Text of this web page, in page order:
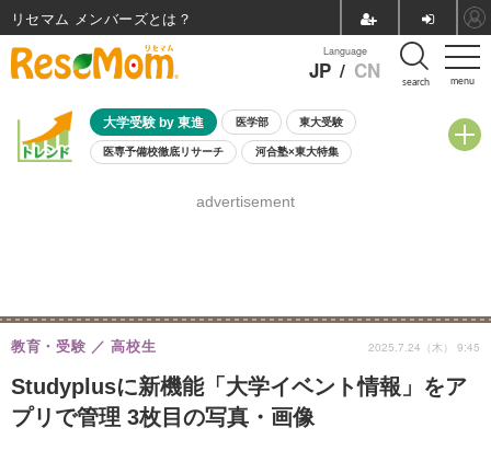
menu
Language
JP / CN search
大学受験 by 東進 医学部 東大受験
医専予備校徹底リサーチ 河合塾×東大特集
8月開催学校説明会・相談会
advertisement
Studyplusに新機能「大学イベント情報」をア
プリで管理 3枚目の写真・画像
教育・受験 高校生 2025.7.24（木） 9:45
リセマム メンバーズ